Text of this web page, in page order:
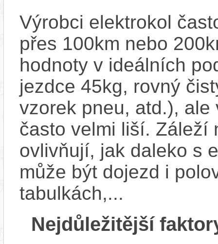
Výrobci elektrokol
přes 100km nebo
hodnoty v ideálních
jezdce 45kg, rovný
vzorek pneu, atd.),
často velmi liší. Záleží
ovlivňují, jak daleko s
může být dojezd i
tabulkách,...
Nejdůležitější